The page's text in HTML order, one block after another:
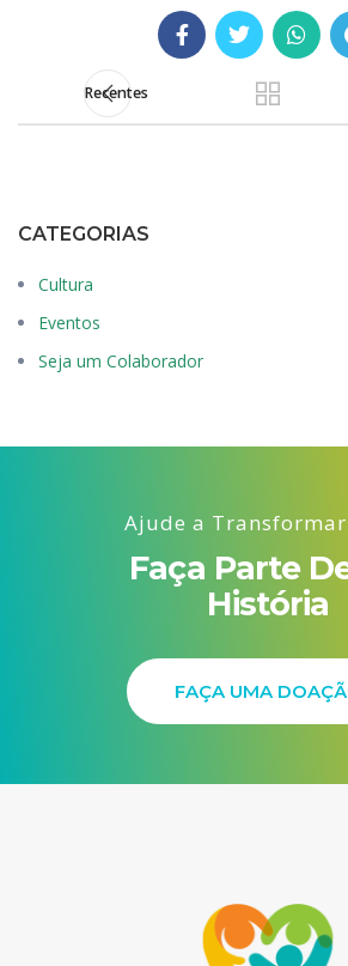
Recentes
CATEGORIAS
Cultura
Eventos
Seja um Colaborador
Ajude a
Faça Parte
História
FAÇA UMA